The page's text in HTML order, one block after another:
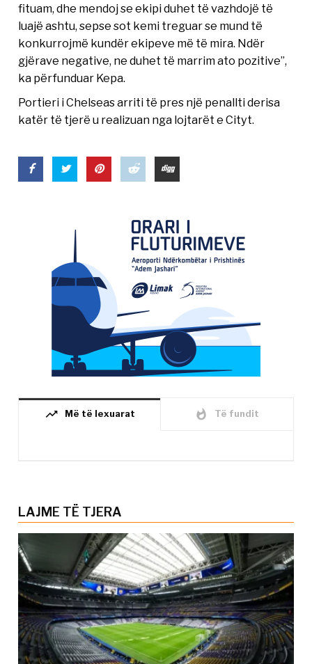
fituam, dhe mendoj se ekipi duhet të vazhdojë të
luajë ashtu, sepse sot kemi treguar se mund të
konkurrojmë kundër ekipeve më të mira. Ndër
gjërave negative, ne duhet të marrim ato pozitive”,
ka përfunduar Kepa.
Portieri i Chelseas arriti të pres një penallti derisa
katër të tjerë u realizuan nga lojtarët e Cityt.
trending_up Më të lexuarat whatshot Të fundit
LAJME TË TJERA